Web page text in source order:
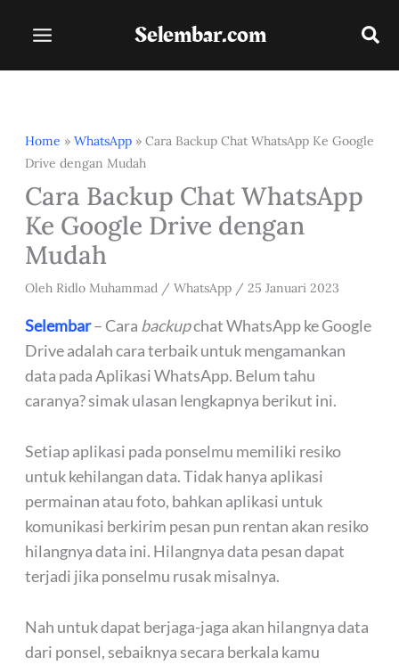
Selembar.com
Home » WhatsApp» Cara Backup Chat WhatsApp Ke Google
Drive dengan Mudah
Cara Backup Chat WhatsApp
Ke Google Drive dengan
Mudah
Oleh Ridlo Muhammad / WhatsApp/ 25 Januari 2023
Selembar– Cara backupchat WhatsApp ke Google
Drive adalah cara terbaik untuk mengamankan
data pada Aplikasi WhatsApp. Belum tahu
caranya? simak ulasan lengkapnya berikut ini.
Setiap aplikasi pada ponselmu memiliki resiko
untuk kehilangan data. Tidak hanya aplikasi
permainan atau foto, bahkan aplikasi untuk
komunikasi berkirim pesan pun rentan akan resiko
hilangnya data ini. Hilangnya data pesan dapat
terjadi jika ponselmu rusak misalnya.
Nah untuk dapat berjaga-jaga akan hilangnya data
dari ponsel, sebaiknya secara berkala kamu